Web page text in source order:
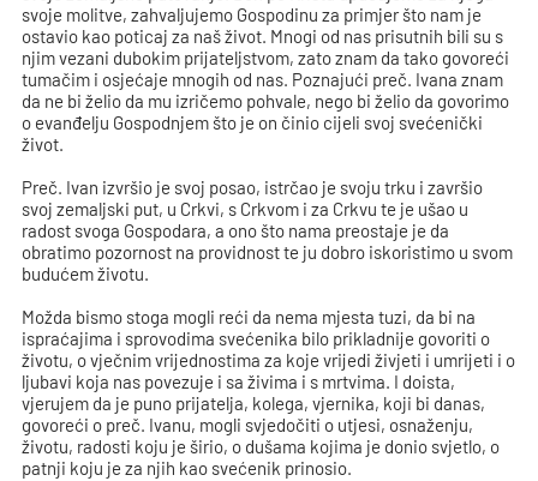
svoje molitve, zahvaljujemo Gospodinu za primjer što nam je
ostavio kao poticaj za naš život. Mnogi od nas prisutnih bili su s
njim vezani dubokim prijateljstvom, zato znam da tako govoreći
tumačim i osjećaje mnogih od nas. Poznajući preč. Ivana znam
da ne bi želio da mu izričemo pohvale, nego bi želio da govorimo
o evanđelju Gospodnjem što je on činio cijeli svoj svećenički
život.
Preč. Ivan izvršio je svoj posao, istrčao je svoju trku i završio
svoj zemaljski put, u Crkvi, s Crkvom i za Crkvu te je ušao u
radost svoga Gospodara, a ono što nama preostaje je da
obratimo pozornost na providnost te ju dobro iskoristimo u svom
budućem životu.
Možda bismo stoga mogli reći da nema mjesta tuzi, da bi na
ispraćajima i sprovodima svećenika bilo prikladnije govoriti o
životu, o vječnim vrijednostima za koje vrijedi živjeti i umrijeti i o
ljubavi koja nas povezuje i sa živima i s mrtvima. I doista,
vjerujem da je puno prijatelja, kolega, vjernika, koji bi danas,
govoreći o preč. Ivanu, mogli svjedočiti o utjesi, osnaženju,
životu, radosti koju je širio, o dušama kojima je donio svjetlo, o
patnji koju je za njih kao svećenik prinosio.